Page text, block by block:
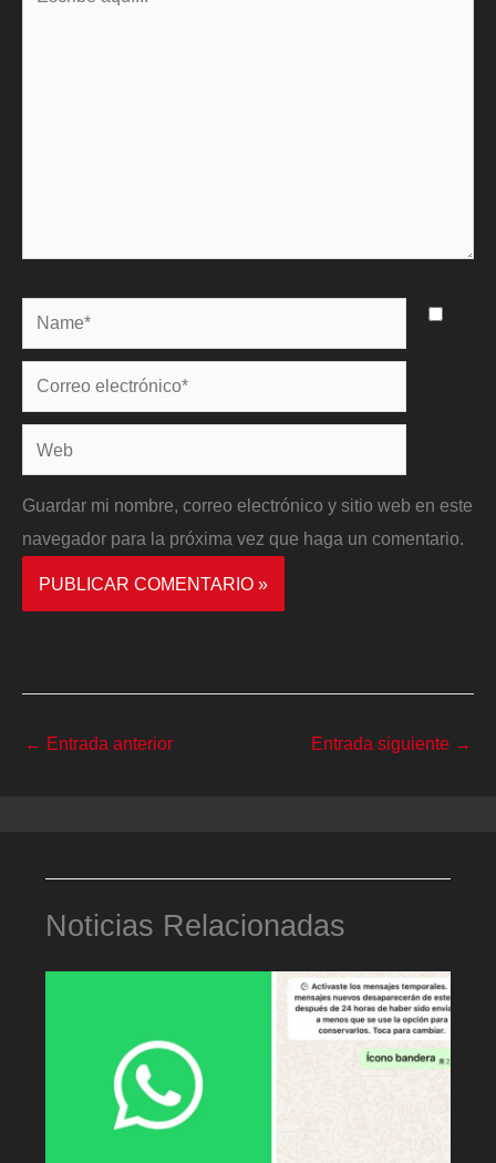
Name*
Correo
electrónico*
Web
Guardar mi nombre, correo electrónico y sitio web en este
navegador para la próxima vez que haga un comentario.
← Entrada anterior Entrada siguiente →
Noticias Relacionadas